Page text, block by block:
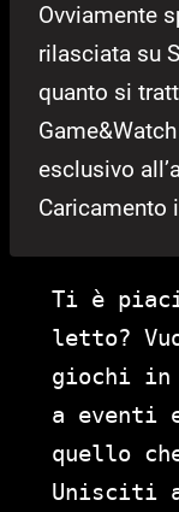
Ovviamente
rilasciata su
quanto si
esclusivo
Caricamento
Ti è
letto?
giochi in
a eventi
quello
Unisciti